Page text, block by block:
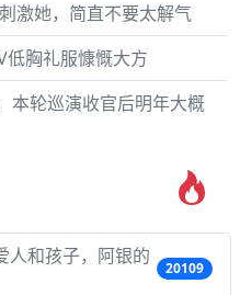
激她，简直不要太解气
低胸礼服慷慨大方
本轮巡演收官后明年大概
人和孩子，阿银的
20109